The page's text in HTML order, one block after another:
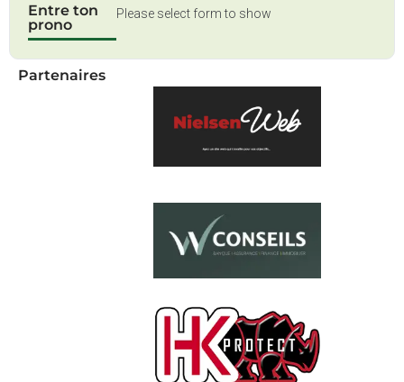
Entre ton
prono
Please select form to show
Partenaires